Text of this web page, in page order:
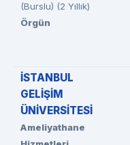
(Burslu) (2 Yıllık)
Örgün
İSTANBUL
GELİŞİM
ÜNİVERSİTESİ
Ameliyathane